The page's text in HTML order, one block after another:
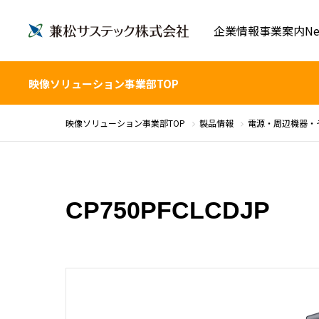
企業情報事業案内
映像ソリューション事業部TOP
映像ソリューション事業部TOP 製品情報 電源・周辺機器
CP750PFCLCDJP